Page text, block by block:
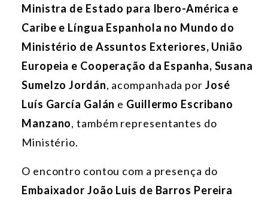
Ministra de Estado para Ibero-América e
Caribe e Língua Espanhola no Mundo do
Ministério de Assuntos Exteriores, União
Europeia e Cooperação da Espanha, Susana
Sumelzo Jordán, acompanhada por José
Luís García Galán e Guillermo Escribano
Manzano, também representantes do
Ministério.
O encontro contou com a presença do
Embaixador João Luis de Barros Pereira